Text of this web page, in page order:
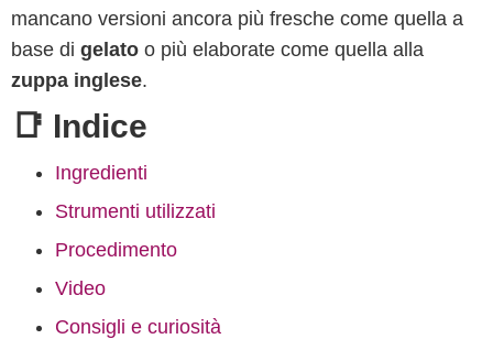
mancano versioni ancora più fresche come quella a
base di gelato o più elaborate come quella alla
zuppa inglese.
📑 Indice
Ingredienti
Strumenti utilizzati
Procedimento
Video
Consigli e curiosità